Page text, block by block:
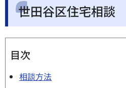
世田谷区住宅相談
目次
相談方法